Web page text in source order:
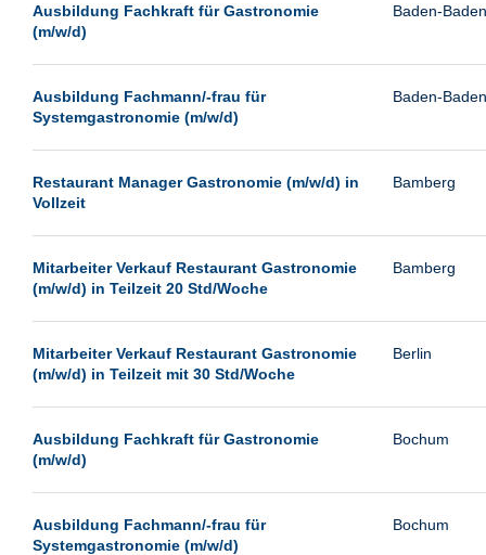
Laatzen
Leipzig
Leverkusen
Magdeburg
Mannheim
München
Neu-Isenburg
Neubrandenburg
Neumünster
Paderborn
Ausbildung Fachkraft für Gastronomie
(m/w/d)
Baden-Baden
Ausbildung Fachmann/-frau für
Systemgastronomie (m/w/d)
Baden-Baden
Restaurant Manager Gastronomie (m/w/d) in
Vollzeit
Bamberg
Mitarbeiter Verkauf Restaurant Gastronomie
(m/w/d) in Teilzeit 20 Std/Woche
Bamberg
Mitarbeiter Verkauf Restaurant Gastronomie
(m/w/d) in Teilzeit mit 30 Std/Woche
Berlin
Ausbildung Fachkraft für Gastronomie
(m/w/d)
Bochum
Ausbildung Fachmann/-frau für
Systemgastronomie (m/w/d)
Bochum